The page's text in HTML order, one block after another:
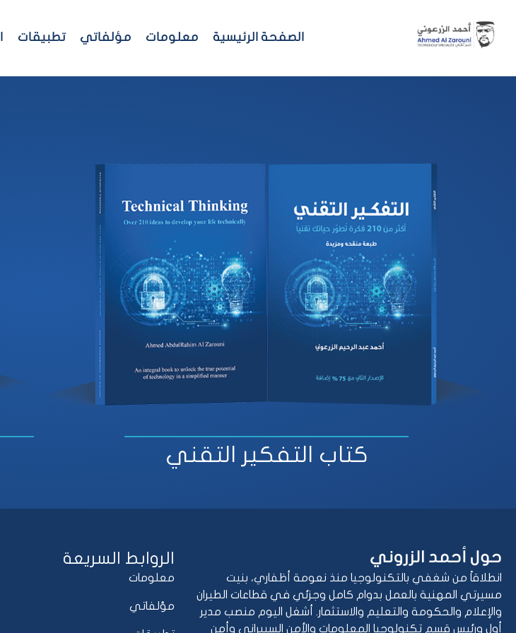
المحتوى
الصفحة الرئيسية معلومات مؤلفاتي تطبيقات
كتاب التفكير التقني
حول أحمد الزروني
انطلاقاً من شغفي بالتكنولوجيا منذ نعومة أظفاري، بنيت
مسيرتي المهنية بالعمل بدوام كامل وجزئي في قطاعات الطيران
والإعلام والحكومة والتعليم والاستثمار. أشغل اليوم منصب مدير
أول ورئيس قسم تكنولوجيا المعلومات والأمن السيبراني وأمن
الروابط السريعة
معلومات
مؤلفاتي